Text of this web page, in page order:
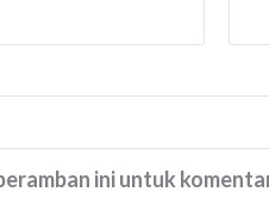
ini untuk